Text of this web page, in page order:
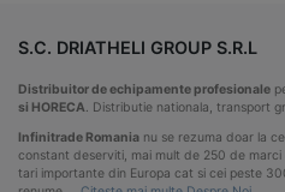
S.C. DRIATHELI GROUP S.R.L
Distribuitor de echipamente profesionale
si HORECA. Distributie nationala, transport
Infinitrade Romania nu se rezuma doar la
constant deserviti, mai mult de 250 de
tari importante din Europa cat si cei peste